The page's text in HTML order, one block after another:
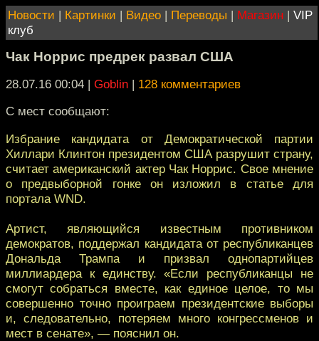
Новости | Картинки | Видео | Переводы | Магазин | VIP
клуб
Чак Норрис предрек развал США
28.07.16 00:04 | Goblin | 128 комментариев
С мест сообщают:
Избрание кандидата от Демократической партии
Хиллари Клинтон президентом США разрушит страну,
считает американский актер Чак Норрис. Свое мнение
о предвыборной гонке он изложил в статье для
портала WND.
Артист, являющийся известным противником
демократов, поддержал кандидата от республиканцев
Дональда Трампа и призвал однопартийцев
миллиардера к единству. «Если республиканцы не
смогут собраться вместе, как единое целое, то мы
совершенно точно проиграем президентские выборы
и, следовательно, потеряем много конгрессменов и
мест в сенате», — пояснил он.